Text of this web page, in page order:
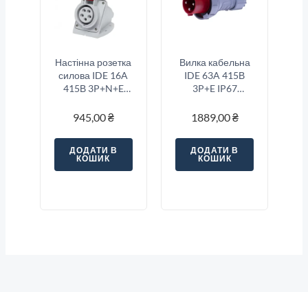
Настінна розетка
силова IDE 16A
415В 3P+N+E
945,00₴
ДОДАТИ В
КОШИК
Вилка кабельна
IDE 63A 415В
3P+E IP67
1889,00₴
ДОДАТИ В
КОШИК